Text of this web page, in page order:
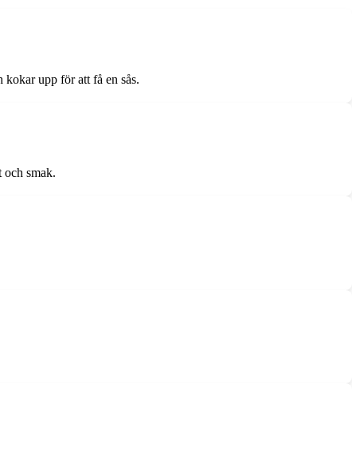
kokar upp för att få en sås.
och smak.